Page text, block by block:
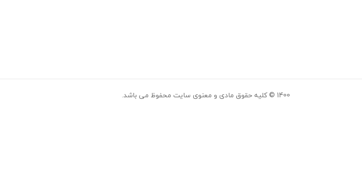
1400 © کلیه حقوق مادی و معنوی سایت محفوظ می باشد.